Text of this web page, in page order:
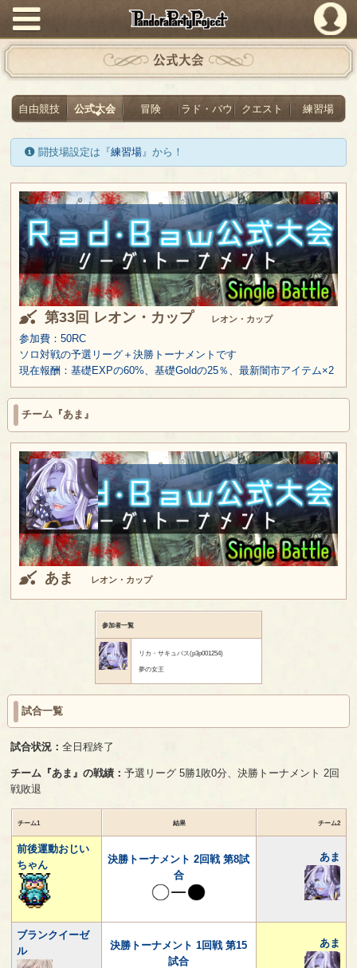
PandoraPartyProject
公式大会
自由競技 公式大会 冒険 ラド・バウ クエスト 練習場
闘技場設定は『練習場』から！
第33回 レオン・カップ レオン・カップ
参加費：50RC
ソロ対戦の予選リーグ＋決勝トーナメントです
現在報酬：基礎EXPの60%、基礎Goldの25％、最新闇市アイテム×2
チーム『あま』
あま レオン・カップ
参加者一覧
リカ・サキュバス(p3p001254)
夢の女王
試合一覧
試合状況：全日程終了
チーム『あま』の戦績：予選リーグ 5勝1敗0分、決勝トーナメント 2回
戦敗退
チーム1 結果 チーム2
前後運動おじい
ちゃん
決勝トーナメント 2回戦 第8試
合
あま
ブランクイーゼ
ル
決勝トーナメント 1回戦 第15
試合
あま